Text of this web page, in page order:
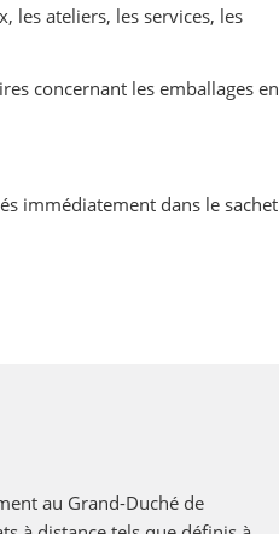
les ateliers, les services, les
concernant les emballages en
immédiatement dans le sachet
au Grand-Duché de